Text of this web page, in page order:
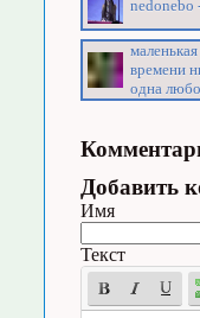
nedonebo
времени
одна
Добавить
Имя
Текст